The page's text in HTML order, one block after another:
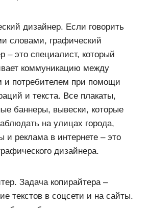
дизайнер. Если говорить
словами, графический
– это специалист, который
коммуникацию между
и потребителем при помощи
и текста. Все плакаты,
баннеры, вывески, которые
на улицах города,
и реклама в интернете – это
дизайнера.
Задача копирайтера –
текстов в соцсети и на сайты.